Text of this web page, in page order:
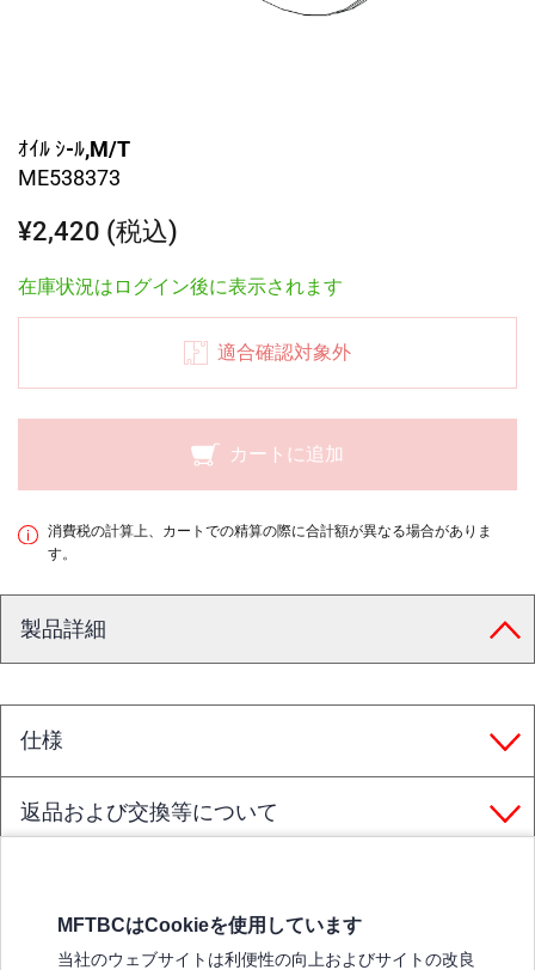
ｵｲﾙ ｼ-ﾙ,M/T
ME538373
¥2,420 (税込)
在庫状況はログイン後に表示されます
適合確認対象外
カートに追加
消費税の計算上、カートでの精算の際に合計額が異なる場合がありま
す。
製品詳細
仕様
返品および交換等について
MFTBCはCookieを使用しています
当社のウェブサイトは利便性の向上およびサイトの改良